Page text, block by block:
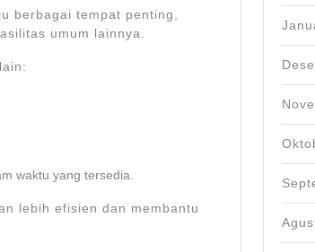
berbagai tempat penting,
umum lainnya.
waktu yang tersedia.
lebih efisien dan membantu